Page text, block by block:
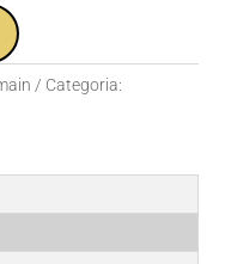
Categoria: